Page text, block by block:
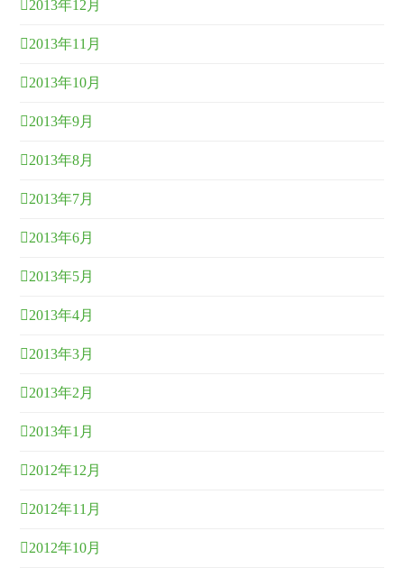
2013年12月
2013年11月
2013年10月
2013年9月
2013年8月
2013年7月
2013年6月
2013年5月
2013年4月
2013年3月
2013年2月
2013年1月
2012年12月
2012年11月
2012年10月